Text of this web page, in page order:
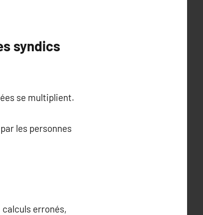
syndics
se multiplient.
les personnes
erronés,